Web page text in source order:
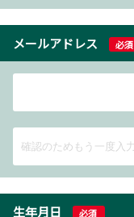
メールアドレス 必須
生年月日 必須